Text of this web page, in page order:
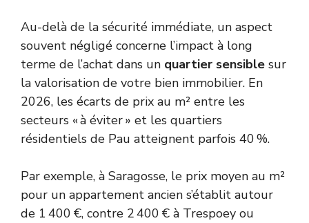
Au-delà de la sécurité immédiate, un aspect
souvent négligé concerne l’impact à long
terme de l’achat dans un quartier sensible sur
la valorisation de votre bien immobilier. En
2026, les écarts de prix au m² entre les
secteurs « à éviter » et les quartiers
résidentiels de Pau atteignent parfois 40 %.
Par exemple, à Saragosse, le prix moyen au m²
pour un appartement ancien s’établit autour
de 1 400 €, contre 2 400 € à Trespoey ou